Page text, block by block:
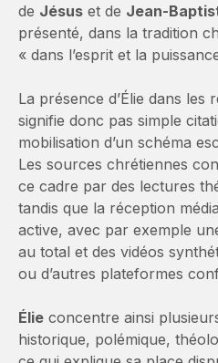
de Jésus et de Jean-
présenté, dans la tradition
« dans l’esprit et la
La présence d’Élie dans les
signifie donc pas simple
mobilisation d’un schéma
Les sources chrétiennes
ce cadre par des lectures
tandis que la réception
active, avec par exemple
au total et des vidéos
ou d’autres plateformes
Élie concentre ainsi
historique, polémique,